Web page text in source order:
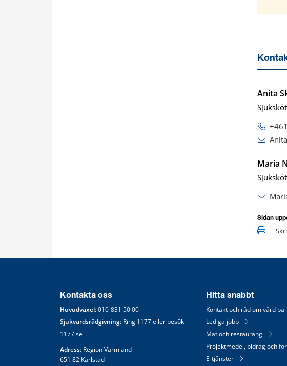
Anita
Maria
Sidan
Kontakta oss
Huvudväxel: 010-831 50 00
Sjukvårdsrådgivning: Ring 1177 eller besök
1177.se
Adress: Region Värmland
651 82 Karlstad
Hitta snabbt
Kontakt och råd om vård på
Lediga jobb
Mat och restaurang
Projektmedel, bidrag och
E-tjänster